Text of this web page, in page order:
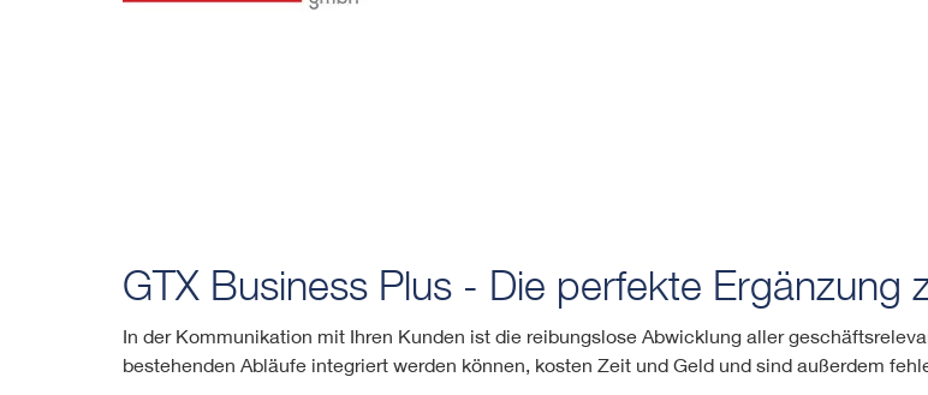
GTX Business Plus - Die perfekte
In der Kommunikation mit Ihren Kunden ist die reibungslose Abwicklung aller
bestehenden Abläufe integriert werden können, kosten Zeit und Geld und sind außerdem